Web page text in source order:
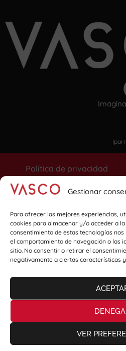
Gestionar
Para ofrecer las mejores experiencias,
cookies para almacenar y/o acceder a
consentimiento de estas tecnologías
el comportamiento de navegación o las
sitio. No consentir o retirar el
negativamente a ciertas características
VER
Política de privacidad
Seguridad de la
COPYRIGHT © 2026